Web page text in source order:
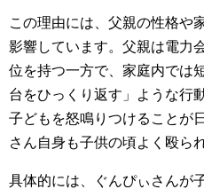
この理由には、父親の性格や
影響しています。父親は電力
位を持つ一方で、家庭内では
台をひっくり返す」ような行
子どもを怒鳴りつけることが
さん自身も子供の頃よく殴ら
具体的には、ぐんぴぃさんが